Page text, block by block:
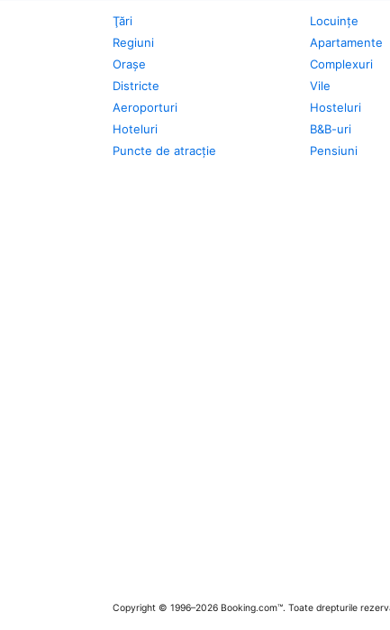
Ţări
Regiuni
Oraşe
Districte
Aeroporturi
Hoteluri
Puncte de atracţie
Locuințe
Apartamente
Complexuri
Vile
Hosteluri
B&B-uri
Pensiuni
Copyright © 1996–2026 Booking.com™. Toate drepturile